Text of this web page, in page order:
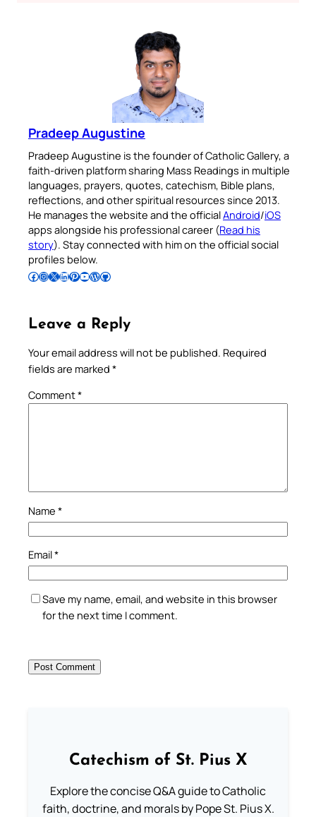
Pradeep Augustine
Pradeep Augustine is the founder of Catholic Gallery, a
faith-driven platform sharing Mass Readings in multiple
languages, prayers, quotes, catechism, Bible plans,
reflections, and other spiritual resources since 2013.
He manages the website and the officialAndroid/iOS
apps alongside his professional career (Read his
story). Stay connected with him on the official social
profiles below.
Follow Pradeep on Facebook Follow Pradeep on InstagramFollow Pradeep on X Follow Pradeep on LinkedIn Follow Pradeep on Pinterest Subscribe to Pradeep’s Youtube Channel Follow Pradeep on WordPress Follow Pradeep on GitHub
Leave a Reply
Your email address will not be published. Required
fields are marked *
Comment*
Name *
Email*
Save my name, email, and website in this browser
for the next time I comment.
Catechism of St. Pius X
Explore the concise Q&A guide to Catholic
faith, doctrine, and morals by Pope St. Pius X.